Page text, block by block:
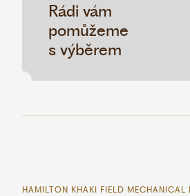
Rádi vám
pomůžeme
s výběrem
HAMILTON KHAKI FIELD